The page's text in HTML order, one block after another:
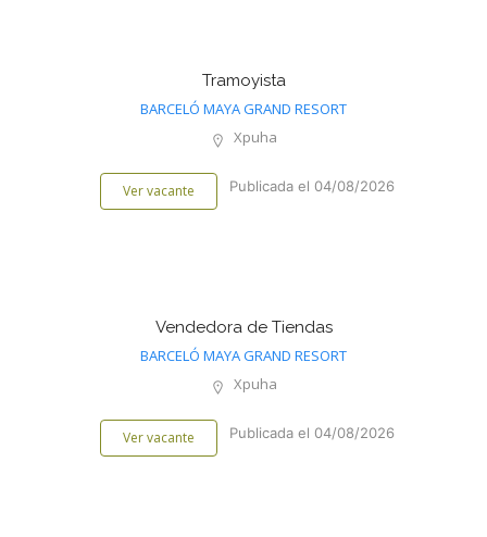
Tramoyista
BARCELÓ MAYA GRAND RESORT
Xpuha
Ver vacante Publicada el 04/08/2026
Vendedora de Tiendas
BARCELÓ MAYA GRAND RESORT
Xpuha
Ver vacante Publicada el 04/08/2026